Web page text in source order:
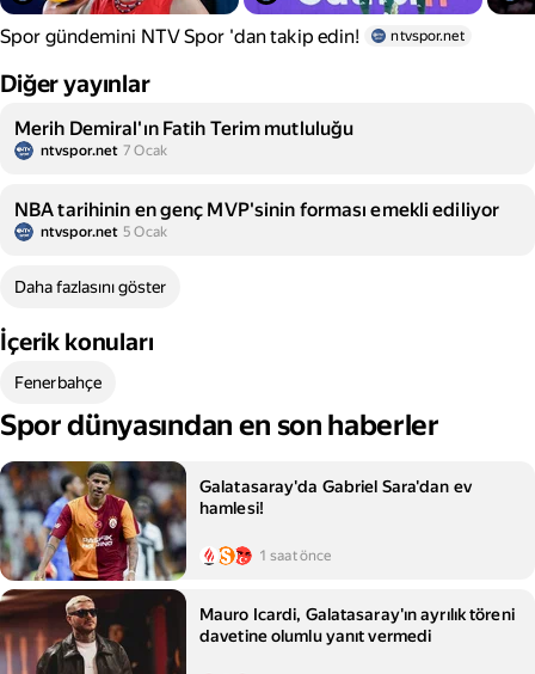
Spor gündemini NTV Spor 'dan takip edin! ntvspor.net
Diğer yayınlar
Merih Demiral'ın Fatih Terim mutluluğu
ntvspor.net 7 Ocak
NBA tarihinin en genç MVP'sinin forması emekli ediliyor
ntvspor.net 5 Ocak
Daha fazlasını göster
İçerik konuları
Fenerbahçe
Spor dünyasından en son haberler
Galatasaray'da Gabriel Sara'dan ev
hamlesi!
1 saat önce
Mauro Icardi, Galatasaray'ın ayrılık töreni
davetine olumlu yanıt vermedi